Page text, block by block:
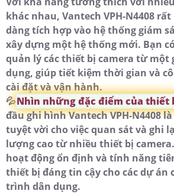
khác nhau, Vantech VPH-N4408
dàng tích hợp vào hệ thống giám
xây dựng một hệ thống mới. Bạn
quản lý các thiết bị camera từ một
dụng, giúp tiết kiệm thời gian và
cài đặt và vận hành.
💦Nhìn những đặc điểm của thiết
đầu ghi hình Vantech VPH-N4408
tuyệt vời cho việc quan sát và ghi
lượng cao từ nhiều thiết bị
hoạt động ổn định và tính năng
thiết bị đáng tin cậy cho các dự án
trình dân dụng.